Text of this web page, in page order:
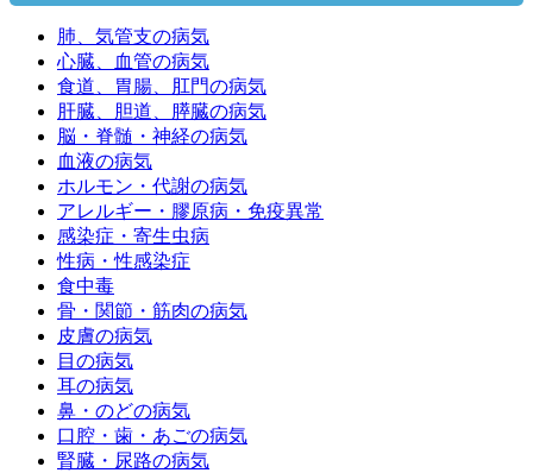
肺、気管支の病気
心臓、血管の病気
食道、胃腸、肛門の病気
肝臓、胆道、膵臓の病気
脳・脊髄・神経の病気
血液の病気
ホルモン・代謝の病気
アレルギー・膠原病・免疫異常
感染症・寄生虫病
性病・性感染症
食中毒
骨・関節・筋肉の病気
皮膚の病気
目の病気
耳の病気
鼻・のどの病気
口腔・歯・あごの病気
腎臓・尿路の病気